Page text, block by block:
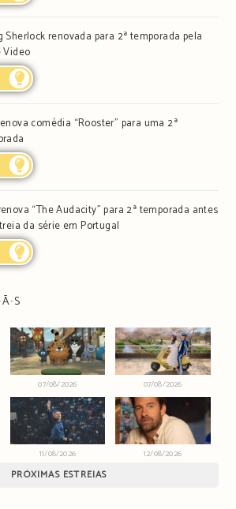
Sherlock renovada para 2ª temporada pela
Video
comédia “Rooster” para uma 2ª
“The Audacity” para 2ª temporada antes
da série em Portugal
07/08/2026 07/08/2026
11/08/2026 12/08/2026
PRÓXIMAS ESTREIAS